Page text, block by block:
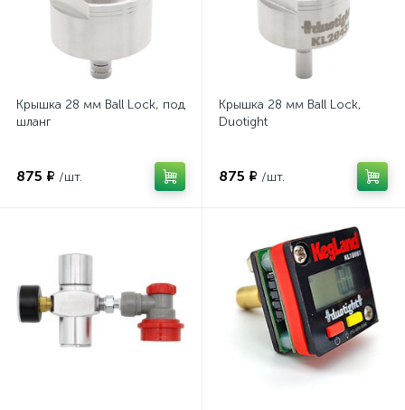
Крышка 28 мм Ball Lock, под
шланг
875 ₽ /шт.
Крышка 28 мм Ball Lock,
Duotight
875 ₽ /шт.